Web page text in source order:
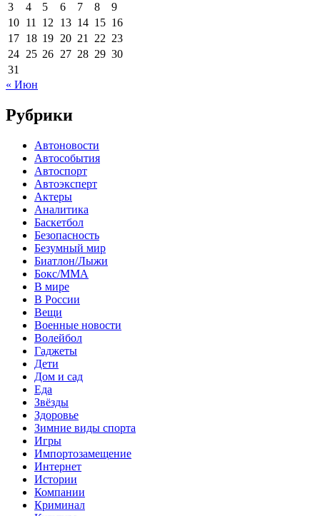
3
4 5 6 7 8
9
10 11 12 13 14 15 16
17 18 19 20 21 22 23
24 25 26 27 28 29 30
31
« Июн
Рубрики
Автоновости
Автособытия
Автоспорт
Автоэксперт
Актеры
Аналитика
Баскетбол
Безопасность
Безумный мир
Биатлон/Лыжи
Бокс/MMA
В мире
В России
Вещи
Военные новости
Волейбол
Гаджеты
Дети
Дом и сад
Еда
Звёзды
Здоровье
Зимние виды спорта
Игры
Импортозамещение
Интернет
Истории
Компании
Криминал